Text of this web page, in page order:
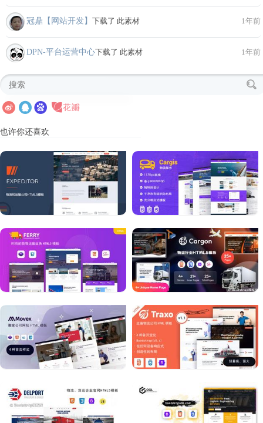
冠鼎【网站开发】 下载了 此素材 1年前
DPN-平台运营中心下载了 此素材 1年前
也许你还喜欢